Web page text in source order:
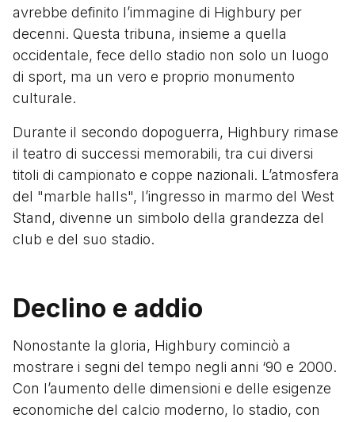
avrebbe definito l’immagine di Highbury per
decenni. Questa tribuna, insieme a quella
occidentale, fece dello stadio non solo un luogo
di sport, ma un vero e proprio monumento
culturale.
Durante il secondo dopoguerra, Highbury rimase
il teatro di successi memorabili, tra cui diversi
titoli di campionato e coppe nazionali. L’atmosfera
del "marble halls", l’ingresso in marmo del West
Stand, divenne un simbolo della grandezza del
club e del suo stadio.
Declino e addio
Nonostante la gloria, Highbury cominciò a
mostrare i segni del tempo negli anni ‘90 e 2000.
Con l’aumento delle dimensioni e delle esigenze
economiche del calcio moderno, lo stadio, con